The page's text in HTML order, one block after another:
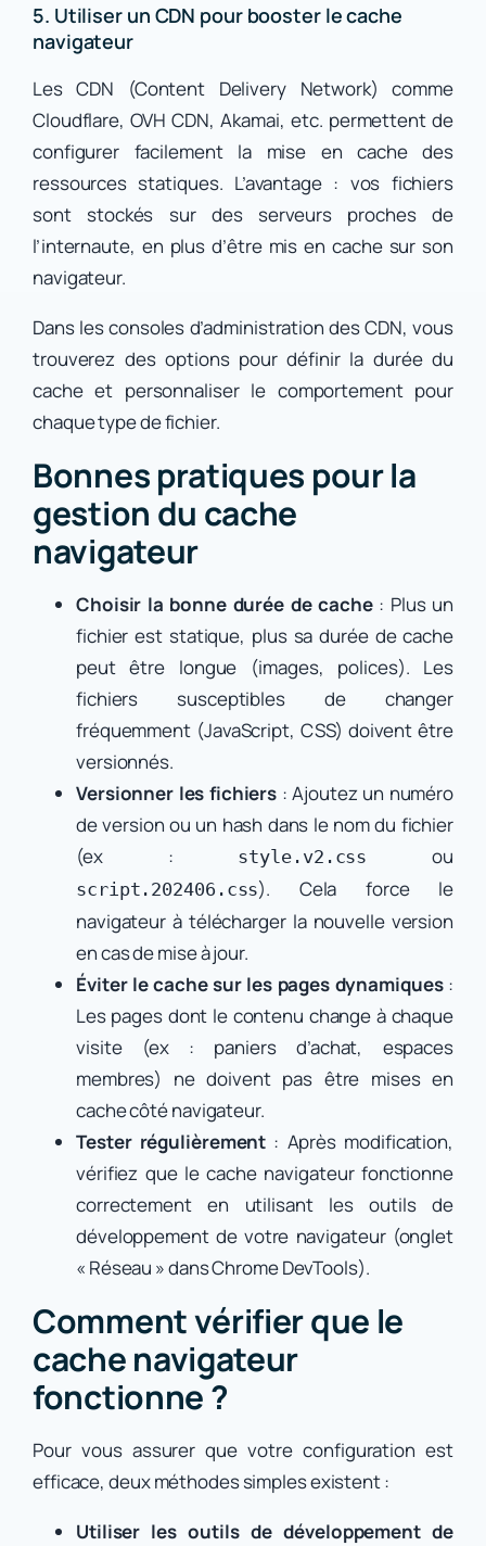
5. Utiliser un CDN pour booster le cache
navigateur
Les CDN (Content Delivery Network) comme
Cloudflare, OVH CDN, Akamai, etc. permettent de
configurer facilement la mise en cache des
ressources statiques. L’avantage : vos fichiers
sont stockés sur des serveurs proches de
l’internaute, en plus d’être mis en cache sur son
navigateur.
Dans les consoles d’administration des CDN, vous
trouverez des options pour définir la durée du
cache et personnaliser le comportement pour
chaque type de fichier.
Bonnes pratiques pour la
gestion du cache
navigateur
Choisir la bonne durée de cache: Plus un
fichier est statique, plus sa durée de cache
peut être longue (images, polices). Les
fichiers susceptibles de changer
fréquemment (JavaScript, CSS) doivent être
versionnés.
Versionner les fichiers : Ajoutez un numéro
de version ou un hash dans le nom du fichier
(ex :
style.v2.css ou
script.202406.css). Cela force le
navigateur à télécharger la nouvelle version
en cas de mise à jour.
Éviter le cache sur les pages dynamiques:
Les pages dont le contenu change à chaque
visite (ex : paniers d’achat, espaces
membres) ne doivent pas être mises en
cache côté navigateur.
Tester régulièrement : Après modification,
vérifiez que le cache navigateur fonctionne
correctement en utilisant les outils de
développement de votre navigateur (onglet
« Réseau » dans Chrome DevTools).
Comment vérifier que le
cache navigateur
fonctionne ?
Pour vous assurer que votre configuration est
efficace, deux méthodes simples existent :
Utiliser les outils de développement de